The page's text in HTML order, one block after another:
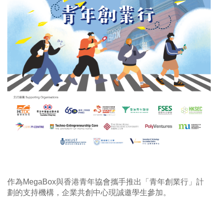
作為MegaBox與香港青年協會攜手推出「青年創業行」計
劃的支持機構，企業共創中心現誠邀學生參加。